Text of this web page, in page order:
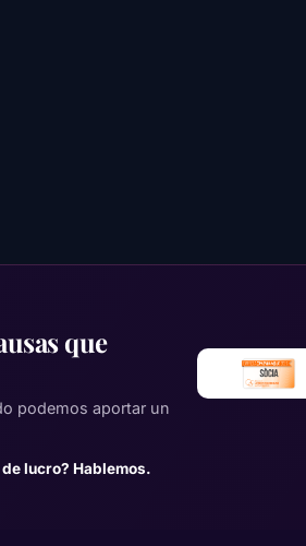
que
podemos aportar un
lucro? Hablemos.